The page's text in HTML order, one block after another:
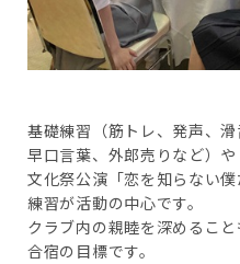
基礎練習（筋トレ、発声、滑
早口言葉、外郎売りなど）や
文化祭公演「恋を知らない
練習が活動の中心です。
クラブ内の親睦を深めること
合宿の目標です。